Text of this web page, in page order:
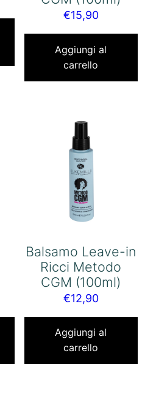
€15,90
Aggiungi al
carrello
Balsamo Leave-in
Ricci Metodo
CGM (100ml)
€12,90
Aggiungi al
carrello